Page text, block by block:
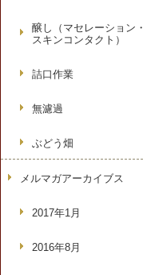
醸し（マセレーション・
スキンコンタクト）
詰口作業
無濾過
ぶどう畑
メルマガアーカイブス
2017年1月
2016年8月